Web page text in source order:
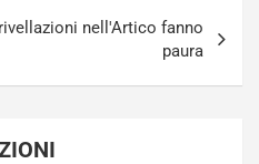
nell'Artico fanno
paura